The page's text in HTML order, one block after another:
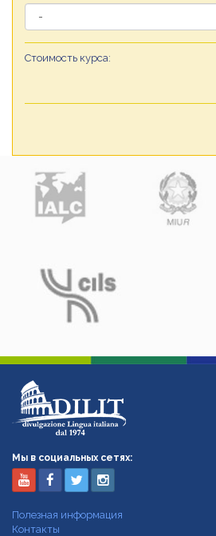
Стоимость курса:
Мы в социальных сетях:
Полезная информация
Контакты